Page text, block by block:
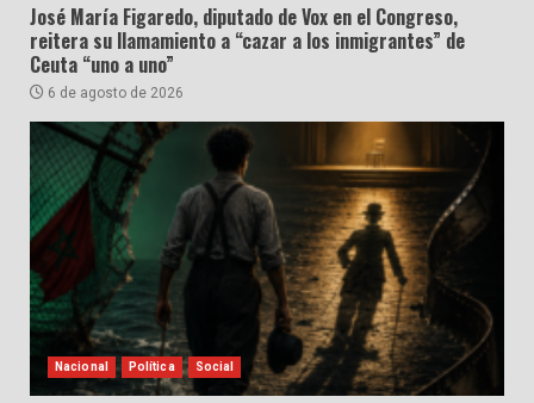
José María Figaredo, diputado de Vox en el Congreso,
reitera su llamamiento a “cazar a los inmigrantes” de
Ceuta “uno a uno”
6 de agosto de 2026
Nacional Política Social